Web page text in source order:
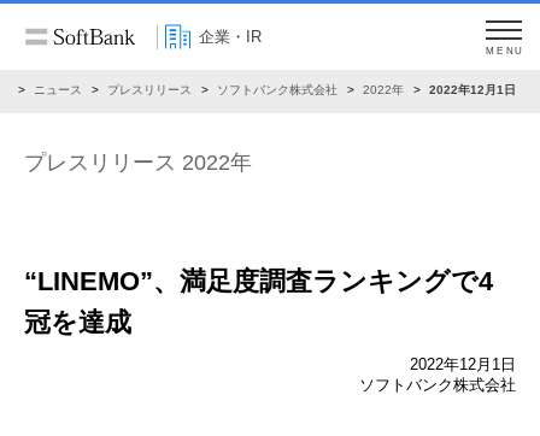
企業・IR
MENU
ニュース プレスリリース ソフトバンク株式会社 2022年 2022年12月1日
プレスリリース 2022年
“LINEMO”、満足度調査ランキングで4
冠を達成
2022年12月1日
ソフトバンク株式会社